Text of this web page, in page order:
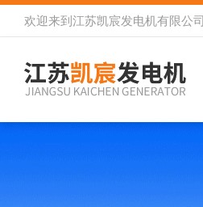
欢迎来到 江苏凯宸发电机有限公司